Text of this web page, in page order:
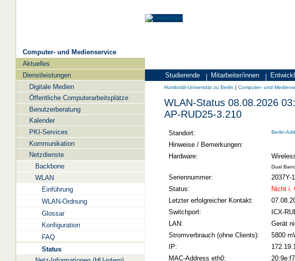
Computer- und Medienservice
Navigation
Aktuelles
Dienstleistungen
Digitale Medien
Öffentliche Computerarbeitsplätze
Benutzerberatung
Kalender
PKI-Services
Kommunikation
Netzdienste
Backbone
WLAN
Einführung
WLAN-Ordnung
Glossar
Konfiguration
FAQ
Status
Zielgruppen
Studierende Mitarbeiter/innen
Humboldt-
Universität
Computer-
und
Humboldt-Universität zu Berlin | Computer- und
WLAN-Status 08.08.2026
AP-RUD25-3.210
Standort: Berlin-
Hinweise / Bemerkungen:
Hardware:
Dual
Seriennummer:
2037Y-
Status:
Nicht i.
Letzter erfolgreicher Kontakt:
Switchport:
ICX-
LAN:
Gerät
Stromverbrauch (ohne Clients):
5800
IP:
MAC-Address eth0: